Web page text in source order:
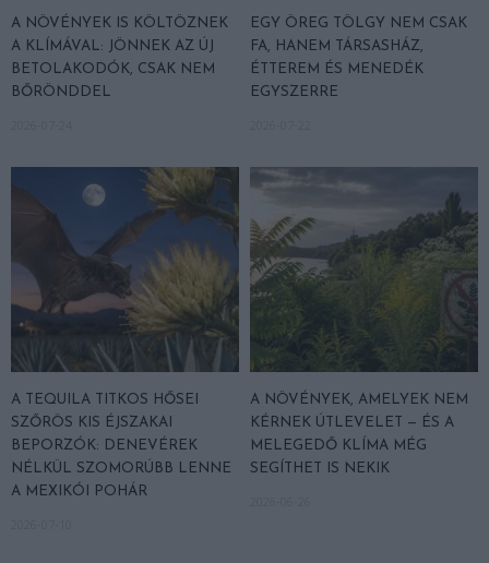
A NÖVÉNYEK IS KÖLTÖZNEK
A KLÍMÁVAL: JÖNNEK AZ ÚJ
BETOLAKODÓK, CSAK NEM
BŐRÖNDDEL
EGY ÖREG TÖLGY NEM CSAK
FA, HANEM TÁRSASHÁZ,
ÉTTEREM ÉS MENEDÉK
EGYSZERRE
A TEQUILA TITKOS HŐSEI
SZŐRÖS KIS ÉJSZAKAI
BEPORZÓK: DENEVÉREK
NÉLKÜL SZOMORÚBB LENNE
A MEXIKÓI POHÁR
A NÖVÉNYEK, AMELYEK NEM
KÉRNEK ÚTLEVELET — ÉS A
MELEGEDŐ KLÍMA MÉG
SEGÍTHET IS NEKIK